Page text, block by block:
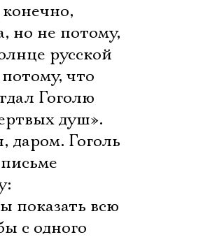
но не потому,
русской
что
Гоголю
душ».
даром. Гоголь
показать всю
с одного